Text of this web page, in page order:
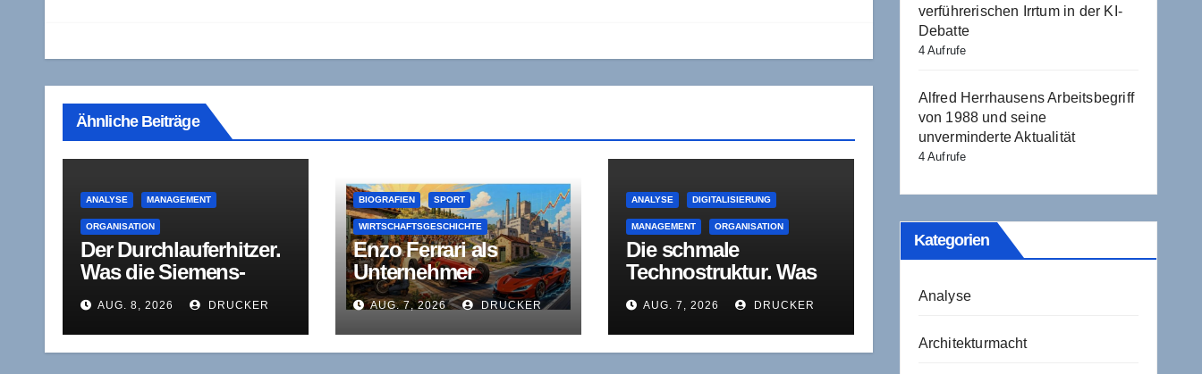
Ähnliche Beiträge
ANALYSE MANAGEMENT
ORGANISATION
Der Durchlauferhitzer.
Was die Siemens-
Titelstreichung über
den wahren Zweck der
mittleren
Führungsebene verrät
AUG. 8, 2026 DRUCKER
BIOGRAFIEN SPORT
WIRTSCHAFTSGESCHICHTE
Enzo Ferrari als
Unternehmer
zwischen
Rennstrecke,
Kapitalnot und
Autonomie
AUG. 7, 2026 DRUCKER
ANALYSE DIGITALISIERUNG
MANAGEMENT ORGANISATION
Die schmale
Technostruktur. Was
von der mittleren
Führungsebene bleibt,
wenn Agenten sich
selbst korrigieren
AUG. 7, 2026 DRUCKER
verführerischen Irrtum in der KI-
Debatte
4 Aufrufe
Alfred Herrhausens Arbeitsbegriff
von 1988 und seine
unverminderte Aktualität
4 Aufrufe
Kategorien
Analyse
Architekturmacht